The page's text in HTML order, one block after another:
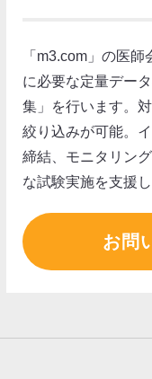
「m3.com」の医
に必要な定量デー
集」を行います。
絞り込みが可能。
締結、モニタリン
な試験実施を支援し
お問